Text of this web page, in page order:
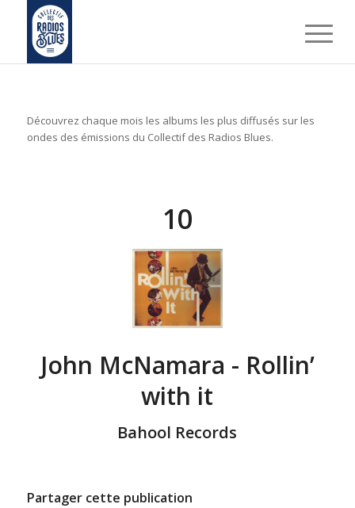
Découvrez chaque mois les albums les plus diffusés sur les
ondes des émissions du Collectif des Radios Blues.
10
John McNamara - Rollin’
with it
Bahool Records
Partager cette publication